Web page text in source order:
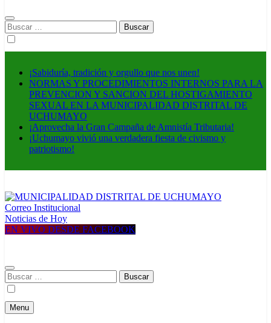
Buscar:
¡Sabiduría, tradición y orgullo que nos unen!
NORMAS Y PROCEDIMIENTOS INTERNOS PARA LA
PREVENCION Y SANCION DEL HOSTIGAMIENTO
SEXUAL EN LA MUNICIPALIDAD DISTRITAL DE
UCHUMAYO
¡Aprovecha la Gran Campaña de Amnistía Tributaria!
¡Uchumayo vivió una verdadera fiesta de civismo y
patriotismo!
MUNICIPALIDAD DISTRITAL DE UCHUMAYO
Construyendo una nueva Historia
Correo Institucional
Noticias de Hoy
EN VIVO DESDE FACEBOOK
Buscar:
Menu